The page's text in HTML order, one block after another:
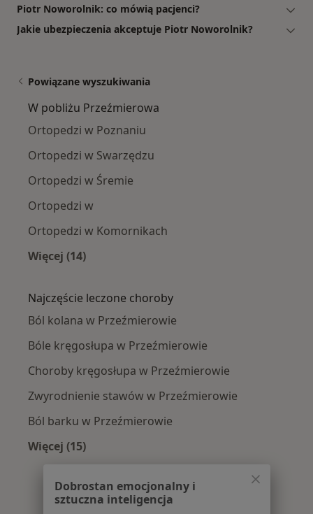
Piotr Noworolnik: co mówią pacjenci?
Jakie ubezpieczenia akceptuje Piotr Noworolnik?
Powiązane wyszukiwania
W pobliżu Przeźmierowa
Ortopedzi w Poznaniu
Ortopedzi w Swarzędzu
Ortopedzi w Śremie
Ortopedzi w
Ortopedzi w Komornikach
Więcej (14)
Najczęście leczone choroby
Ból kolana w Przeźmierowie
Bóle kręgosłupa w Przeźmierowie
Choroby kręgosłupa w Przeźmierowie
Zwyrodnienie stawów w Przeźmierowie
Ból barku w Przeźmierowie
Więcej (15)
Dobrostan emocjonalny i
sztuczna inteligencja